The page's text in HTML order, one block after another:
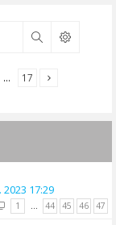
Rechercher
… 17
2023 17:29
1 … 44 45 46 47